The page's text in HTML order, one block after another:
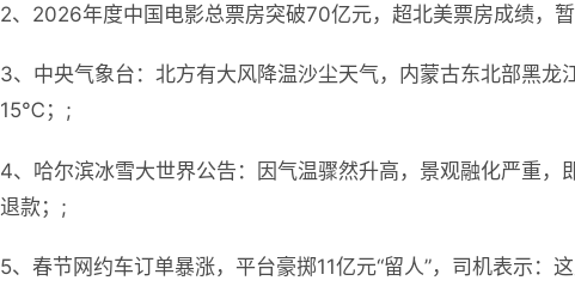
2、2026年度中国电影总票房突破70亿元，超北美票房成绩，
3、中央气象台：北方有大风降温沙尘天气，内蒙古东北部黑龙
15℃；;
4、哈尔滨冰雪大世界公告：因气温骤然升高，景观融化严重，
退款；;
5、春节网约车订单暴涨，平台豪掷11亿元“留人”，司机表示：